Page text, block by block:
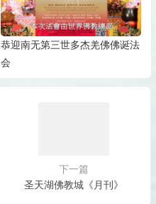
恭迎南无第三世多杰羌佛佛诞法
会
下一篇
圣天湖佛教城《月刊》